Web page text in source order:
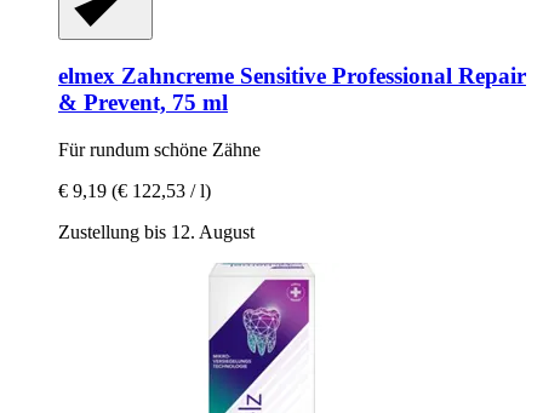
elmex Zahncreme Sensitive Professional Repair
& Prevent, 75 ml
Für rundum schöne Zähne
€ 9,19 (€ 122,53 / l)
Zustellung bis 12. August